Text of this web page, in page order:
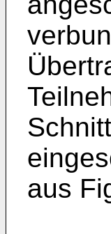
aus